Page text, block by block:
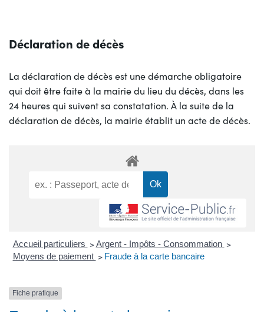
Déclaration de décès
La déclaration de décès est une démarche obligatoire
qui doit être faite à la mairie du lieu du décès, dans les
24 heures qui suivent sa constatation. À la suite de la
déclaration de décès, la mairie établit un acte de décès.
Accueil particuliers > Argent - Impôts - Consommation >
Moyens de paiement > Fraude à la carte bancaire
Fiche pratique